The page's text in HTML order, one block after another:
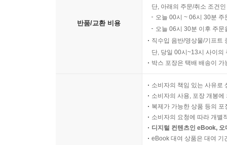
반품/교환 비용
단, 아래의 주문/취소 조건
오늘 00시 ~ 06시 30분
오늘 06시 30분 이후 주
직수입 음반/영상물/기프트
단, 당일 00시~13시 사이의
박스 포장은 택배 배송이
소비자의 책임 있는 사유로
소비자의 사용, 포장 개봉
복제가 가능한 상품 등의
소비자의 요청에 따라 개별
디지털 컨텐츠인 eBook,
eBook 대여 상품은 대여 기